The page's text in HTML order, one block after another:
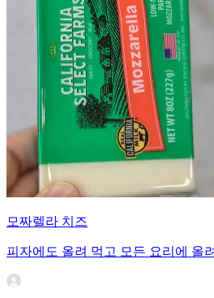
모짜렐라 치즈
피자에도 올려 먹고 모든 요리에 올